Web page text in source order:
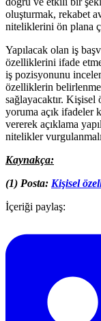
oluşturmak, rekabet
niteliklerini ön plana
Yapılacak olan iş
özelliklerini ifade
iş pozisyonunu
özelliklerin
sağlayacaktır.
yoruma açık ifadeler
vererek açıklama
nitelikler
Kaynakça:
(1) Posta: Kişisel
İçeriği paylaş: